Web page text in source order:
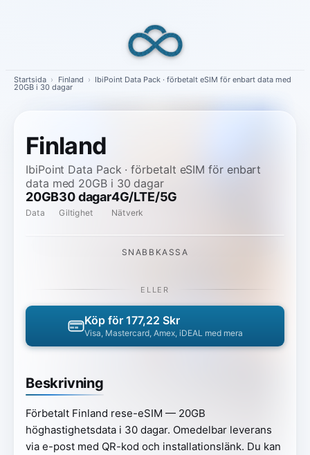
Startsida › Finland › IbiPoint Data Pack · förbetalt eSIM för enbart data med
20GB i 30 dagar
Finland
IbiPoint Data Pack · förbetalt eSIM för enbart
data med 20GB i 30 dagar
20GB
Data
30 dagar
Giltighet
4G/LTE/5G
Nätverk
Beskrivning
Förbetalt Finland rese-eSIM — 20GB
höghastighetsdata i 30 dagar. Omedelbar leverans
via e-post med QR-kod och installationslänk. Du kan
SNABBKASSA
ELLER
Köp för 177,22 Skr
Visa, Mastercard, Amex, iDEAL med mera